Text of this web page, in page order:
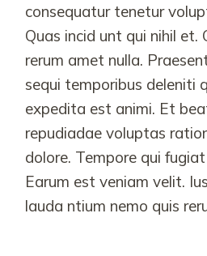
consequatur tenetur
Quas incid unt qui nihil et.
rerum amet nulla.
sequi temporibus deleniti
expedita est animi. Et
repudiadae voluptas
dolore. Tempore qui
Earum est veniam velit.
lauda ntium nemo quis